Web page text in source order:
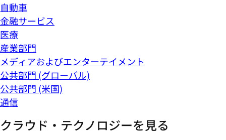
自動車
金融サービス
医療
産業部門
メディアおよびエンターテイメント
公共部門 (グローバル)
公共部門 (米国)
通信
クラウド・テクノロジーを見る